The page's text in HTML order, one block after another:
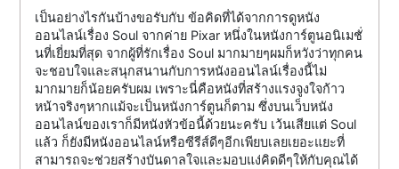
เป็นอย่างไรกันบ้างขอรับกับ ข้อคิดที่ได้จากการดูหนัง
ออนไลน์เรื่อง Soul จากค่าย Pixar หนึ่งในหนังการ์ตูนอนิเมชั่
นที่เยี่ยมที่สุด จากผู้ที่รักเรื่อง Soul มากมายๆผมก็หวังว่าทุกคน
จะชอบใจและสนุกสนานกับการหนังออนไลน์เรื่องนี้ไม่
มากมายก็น้อยครับผม เพราะนี่คือหนังที่สร้างแรงจูงใจก้าว
หน้าจริงๆหากแม้จะเป็นหนังการ์ตูนก็ตาม ซึ่งบนเว็บหนัง
ออนไลน์ของเราก็มีหนังหัวข้อนี้ด้วยนะครับ เว้นเสียแต่ Soul
แล้ว ก็ยังมีหนังออนไลน์หรือซีรีส์ดีๆอีกเพียบเลยเยอะแยะที่
สามารถจะช่วยสร้างบันดาลใจและมอบแง่คิดดีๆให้กับคุณได้